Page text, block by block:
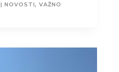
|NOVOSTI,VAŽNO